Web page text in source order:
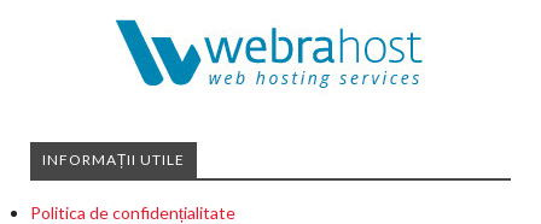
INFORMAȚII UTILE
Politica de confidențialitate